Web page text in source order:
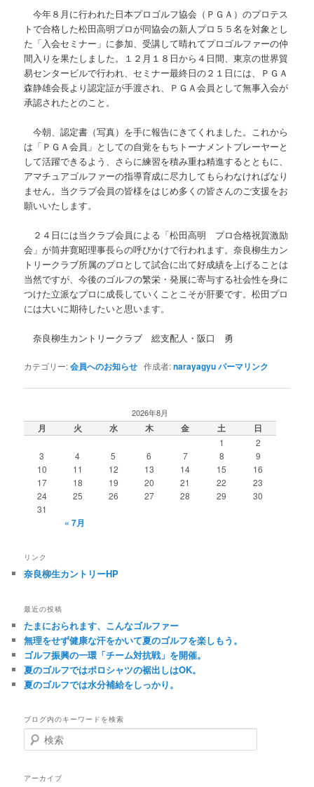
今年８月に行われた日本プロゴルフ協会（ＰＧＡ）のプロテス
トで合格した松田高明プロが同協会の新人プロ５５名を対象とし
た「入会セミナー」に参加、受講して晴れてプロゴルファーの仲
間入りを果たしました。１２月１８日から４日間、東京の世界貿
易センタービルで行われ、セミナー最終日の２１日には、ＰＧＡ
森静雄会長より認定証が手渡され、ＰＧＡ会員として無事入会が
承認されたとのこと。
今朝、認定書（写真）を手に報告にきてくれました。これから
は「ＰＧＡ会員」としての自覚をもちトーナメントプレーヤーと
して活躍できるよう、さらに練習を積み重ね精進するとともに、
アマチュアゴルファーの指導育成に尽力してもらわなければなり
ません。当クラブ会員の皆様をはじめ多くの皆さんのご支援をお
願いいたします。
２４日には当クラブ会員による「松田高明 プロ合格祝賀激励
会」が筒井寛昭理事長らの呼びかけで行われます。奈良柳生カン
トリークラブ所属のプロとして試合に出て好成績を上げることは
当然ですが、今後のゴルフの繁栄・発展に寄与する社会性を身に
つけた立派なプロに成長していくことこそが肝要です。松田プロ
には大いに期待したいと思います。
奈良柳生カントリークラブ 総支配人・阪口 勇
カテゴリー:会員へのお知らせ 作成者:narayagyuパーマリンク
2026年8月
月 火 水 木 金 土 日
1
2
3
4 5 6 7 8
9
10
11 12 13 14 15
16
17
18 19 20 21 22
23
24
25 26 27 28 29
30
31
« 7月
リンク
奈良柳生カントリーHP
最近の投稿
たまにおられます、こんなゴルファー
無理をせず健康な汗をかいて夏のゴルフを楽しもう。
ゴルフ振興の一環「チーム対抗戦」を開催。
夏のゴルフではポロシャツの裾出しはOK。
夏のゴルフでは水分補給をしっかり。
ブログ内のキーワードを検索
検
索
アーカイブ